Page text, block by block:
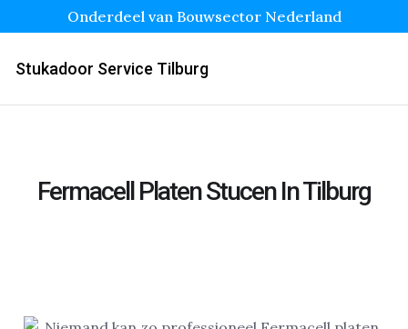
Onderdeel van Bouwsector Nederland
Stukadoor Service Tilburg
Fermacell Platen Stucen In Tilburg